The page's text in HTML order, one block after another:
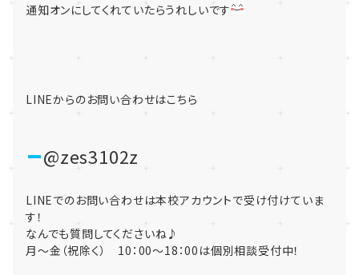
通知オンにしてくれていたらうれしいです
LINEからのお問い合わせはこちら
@zes3102z
LINEでのお問い合わせは本校アカウントで受け付けていま
す！
なんでも質問してくださいね♪
月～金（祝除く） 10：00～18：00は個別相談受付中！